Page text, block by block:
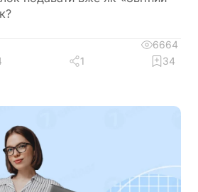
6664
1 34